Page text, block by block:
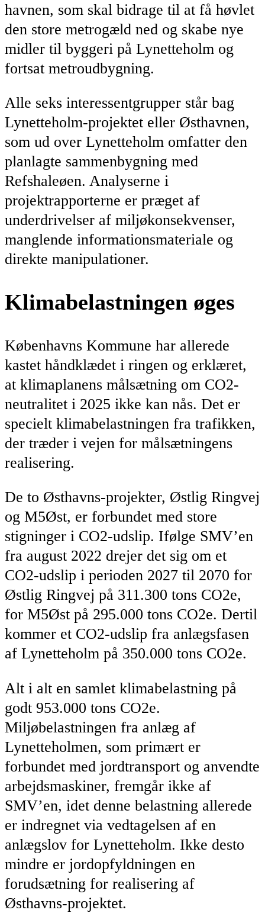
havnen, som skal bidrage til at få høvlet
den store metrogæld ned og skabe nye
midler til byggeri på Lynetteholm og
fortsat metroudbygning.
Alle seks interessentgrupper står bag
Lynetteholm-projektet eller Østhavnen,
som ud over Lynetteholm omfatter den
planlagte sammenbygning med
Refshaleøen. Analyserne i
projektrapporterne er præget af
underdrivelser af miljøkonsekvenser,
manglende informationsmateriale og
direkte manipulationer.
Klimabelastningen øges
Københavns Kommune har allerede
kastet håndklædet i ringen og erklæret,
at klimaplanens målsætning om CO2-
neutralitet i 2025 ikke kan nås. Det er
specielt klimabelastningen fra trafikken,
der træder i vejen for målsætningens
realisering.
De to Østhavns-projekter, Østlig Ringvej
og M5Øst, er forbundet med store
stigninger i CO2-udslip. Ifølge SMV’en
fra august 2022 drejer det sig om et
CO2-udslip i perioden 2027 til 2070 for
Østlig Ringvej på 311.300 tons CO2e,
for M5Øst på 295.000 tons CO2e. Dertil
kommer et CO2-udslip fra anlægsfasen
af Lynetteholm på 350.000 tons CO2e.
Alt i alt en samlet klimabelastning på
godt 953.000 tons CO2e.
Miljøbelastningen fra anlæg af
Lynetteholmen, som primært er
forbundet med jordtransport og anvendte
arbejdsmaskiner, fremgår ikke af
SMV’en, idet denne belastning allerede
er indregnet via vedtagelsen af en
anlægslov for Lynetteholm. Ikke desto
mindre er jordopfyldningen en
forudsætning for realisering af
Østhavns-projektet.